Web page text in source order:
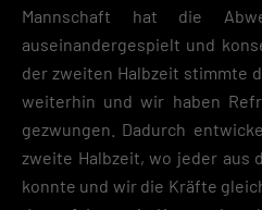
Mannschaft hat die
auseinandergespielt und
der zweiten Halbzeit stimmte
weiterhin und wir haben
gezwungen. Dadurch
zweite Halbzeit, wo jeder aus
konnte und wir die Kräfte